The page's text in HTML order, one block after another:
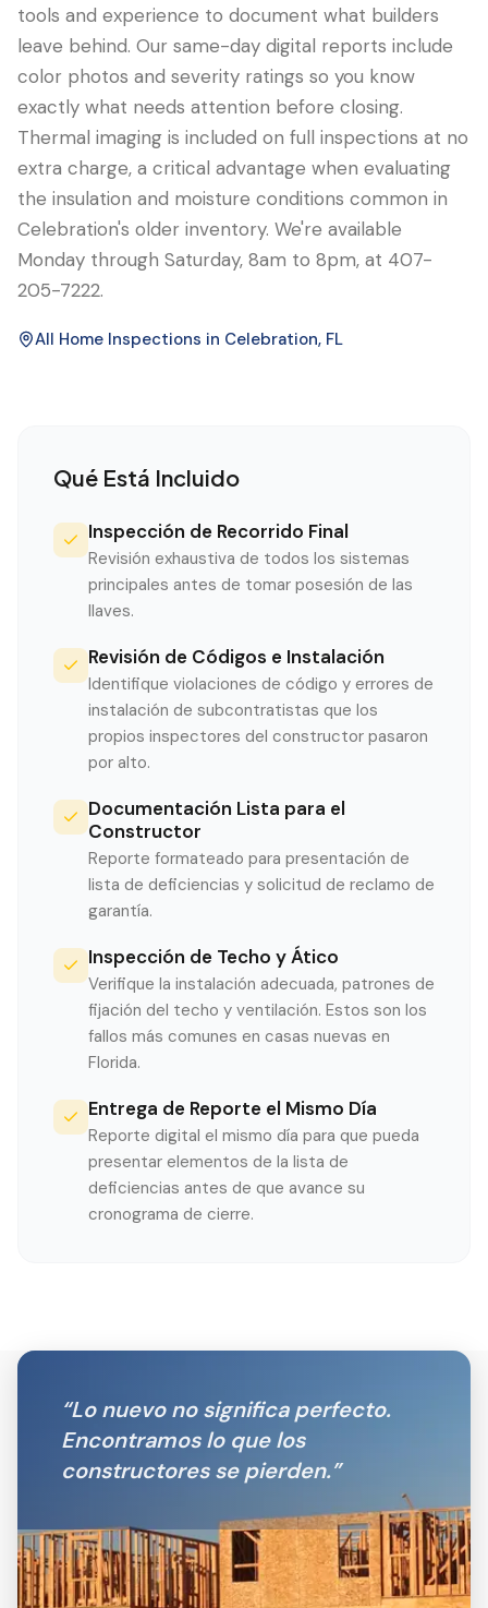
tools and experience to document what builders
leave behind. Our same-day digital reports include
color photos and severity ratings so you know
exactly what needs attention before closing.
Thermal imaging is included on full inspections at no
extra charge, a critical advantage when evaluating
the insulation and moisture conditions common in
Celebration's older inventory. We're available
Monday through Saturday, 8am to 8pm, at 407-
205-7222.
All Home Inspections in Celebration, FL
Qué Está Incluido
Inspección de Recorrido Final
Revisión exhaustiva de todos los sistemas
principales antes de tomar posesión de las
llaves.
Revisión de Códigos e Instalación
Identifique violaciones de código y errores de
instalación de subcontratistas que los
propios inspectores del constructor pasaron
por alto.
Documentación Lista para el
Constructor
Reporte formateado para presentación de
lista de deficiencias y solicitud de reclamo de
garantía.
Inspección de Techo y Ático
Verifique la instalación adecuada, patrones de
fijación del techo y ventilación. Estos son los
fallos más comunes en casas nuevas en
Florida.
Entrega de Reporte el Mismo Día
Reporte digital el mismo día para que pueda
presentar elementos de la lista de
deficiencias antes de que avance su
cronograma de cierre.
“Lo nuevo no significa perfecto.
Encontramos lo que los
constructores se pierden.”